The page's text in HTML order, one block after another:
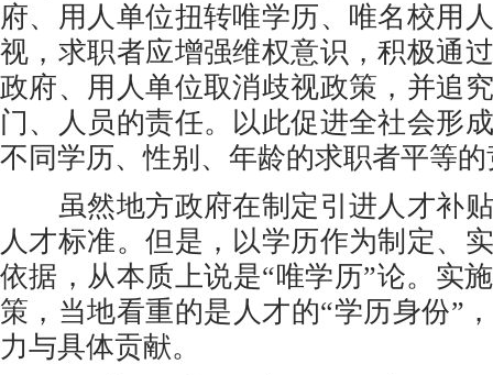
府、用人单位扭转唯学历、唯名校用
视，求职者应增强维权意识，积极通
政府、用人单位取消歧视政策，并追
门、人员的责任。以此促进全社会形
不同学历、性别、年龄的求职者平等
虽然地方政府在制定引进人才补贴
人才标准。但是，以学历作为制定、
依据，从本质上说是“唯学历”论。实
策，当地看重的是人才的“学历身份”
力与具体贡献。